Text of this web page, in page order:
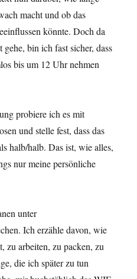
macht und ob das
könnte. Doch da
bin ich fast sicher, dass
bis um 12 Uhr nehmen
probiere ich es mit
und stelle fest, dass das
halb/halb. Das ist, wie alles,
nur meine persönliche
unter
Ich erzähle davon, wie
zu arbeiten, zu packen, zu
die ich später zu tun